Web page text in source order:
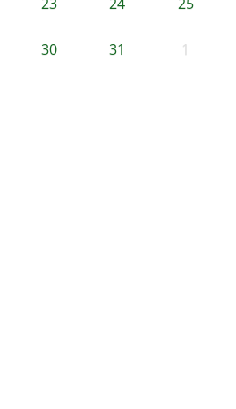
30 31 1